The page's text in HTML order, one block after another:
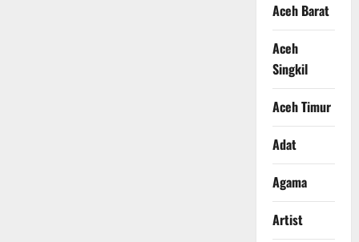
Aceh Barat
Aceh
Singkil
Aceh Timur
Adat
Agama
Artist